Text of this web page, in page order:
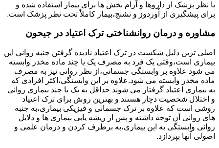
با نظر پزشک از داروها و آرام بخش ها برای بیمار استفاده شده و
برای پیشگیری از اُوردوز و تشنج،بیمار کاملاً تحت نظر پزشک است.
مشاوره و درمان روانشناختی ترک اعتیاد در جیحون
اصلی ترین دلیل شکست در ترک اعتیاد نادیده گرفتن جنبه روانی این
بیماری است،وقتی یک فرد به مصرف یک یا چند ماده مخدر وابسته
می شود علاوه بر وابستگی جسمانی،از نظر روانی نیز به مصرف
ماده مخدر وابسته می شود.علاوه بر این وابستگی،اکثر افرادی که
به بیماری اعتیاد گرفتار می شوند حداقل به یک یا چند بیماری روانی
و اختلال شخصیت دچار هستند و بهترین روش برای ترک اعتیاد
روشی است که علاوه بر ترک جسمانی و فیزیکی بیماری،به جنبه
های روانی آن توجه داشته و پس از ریشه یابی بیماری ها و دلایل
روانی وابستگی به این بیماری،به برطرف کردن و درمان علمی و
اصولی آنها بپردازد.